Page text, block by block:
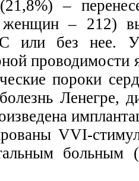
–
– 212)
или без нее.
пороки
Ленегре,
VVI-
больным